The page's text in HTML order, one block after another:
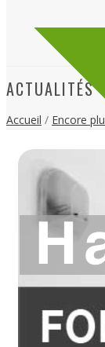
ACTUALITÉS
Accueil / Encore